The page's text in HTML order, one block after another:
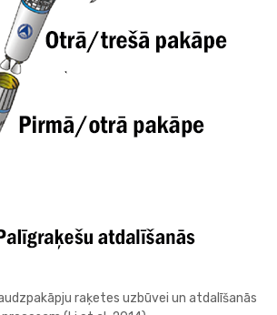
raķetes uzbūvei un atdalīšanās